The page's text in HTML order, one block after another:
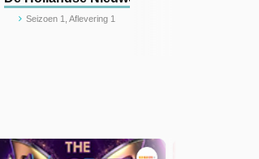
Seizoen 1, Aflevering 1